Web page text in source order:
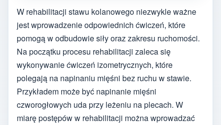
W rehabilitacji stawu kolanowego niezwykle ważne
jest wprowadzenie odpowiednich ćwiczeń, które
pomogą w odbudowie siły oraz zakresu ruchomości.
Na początku procesu rehabilitacji zaleca się
wykonywanie ćwiczeń izometrycznych, które
polegają na napinaniu mięśni bez ruchu w stawie.
Przykładem może być napinanie mięśni
czworogłowych uda przy leżeniu na plecach. W
miarę postępów w rehabilitacji można wprowadzać